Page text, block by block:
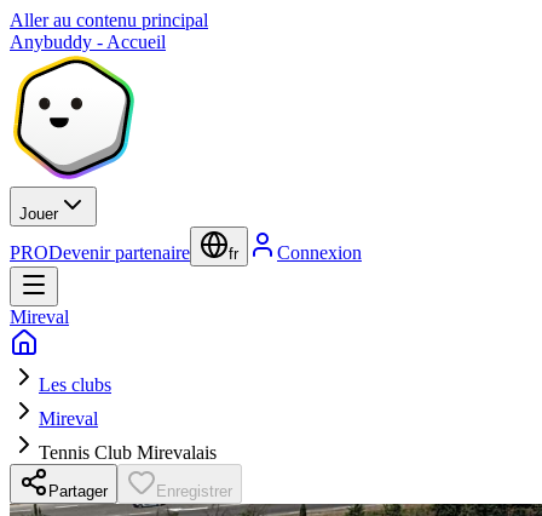
Aller au contenu principal
Anybuddy - Accueil
Jouer
PRODevenir partenaire fr Connexion
Mireval
Les clubs
Mireval
Tennis Club Mirevalais
Partager Enregistrer